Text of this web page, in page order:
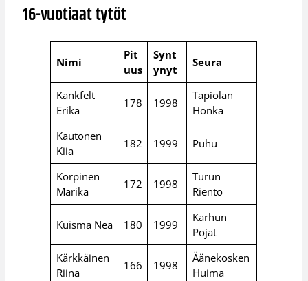
16-vuotiaat tytöt
Nimi
Pit
uus
Synt
ynyt
Seura
Kankfelt
Erika
178 1998
Tapiolan
Honka
Kautonen
Kiia
182 1999 Puhu
Korpinen
Marika
172 1998
Turun
Riento
Kuisma Nea 180 1999
Karhun
Pojat
Kärkkäinen
Riina
166 1998
Äänekosken
Huima